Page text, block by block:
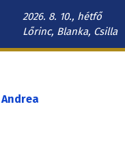
2026. 8. 10., hétfő
Lőrinc, Blanka, Csilla